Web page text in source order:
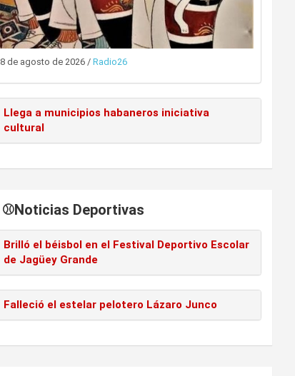
8 de agosto de 2026 /Radio26
Llega a municipios habaneros iniciativa
cultural
⚾️Noticias Deportivas
Brilló el béisbol en el Festival Deportivo Escolar
de Jagüey Grande
Falleció el estelar pelotero Lázaro Junco